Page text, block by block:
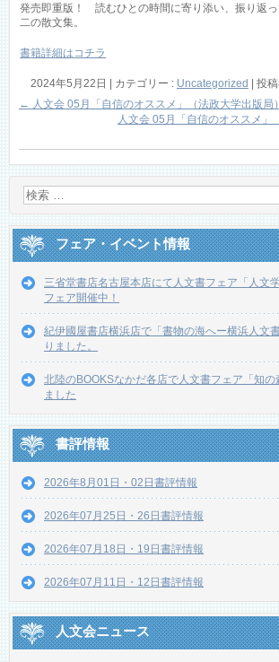
発売即重版！ 読むひとの時間に寄り添い、振り返
二の散文集。
書籍詳細はコチラ
2024年5月22日 | カテゴリー : Uncategorized | 投
← 人文会 05月「自信のオススメ」（法政大学出版局）
人文会 05月「自信のオススメ」
フェア・イベント情報
三省堂書店名古屋本店にて人文書フェア「人文
フェア開催中！
紀伊國屋書店横浜店で「書物の海へー横浜人文
りました。
北陸のBOOKSなかだ各店で人文書フェア「知の
ました
書評情報
2026年8月01日・02日書評情報
2026年07月25日・26日書評情報
2026年07月18日・19日書評情報
2026年07月11日・12日書評情報
人文会ニュース